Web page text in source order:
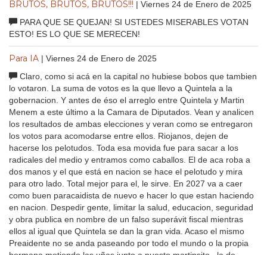
BRUTOS, BRUTOS, BRUTOS!!! | Viernes 24 de Enero de 2025
PARA QUE SE QUEJAN! SI USTEDES MISERABLES VOTAN
ESTO! ES LO QUE SE MERECEN!
Para IA | Viernes 24 de Enero de 2025
Claro, como si acá en la capital no hubiese bobos que tambien
lo votaron. La suma de votos es la que llevo a Quintela a la
gobernacion. Y antes de éso el arreglo entre Quintela y Martin
Menem a este último a la Camara de Diputados. Vean y analicen
los resultados de ambas elecciones y veran como se entregaron
los votos para acomodarse entre ellos. Riojanos, dejen de
hacerse los pelotudos. Toda esa movida fue para sacar a los
radicales del medio y entramos como caballos. El de aca roba a
dos manos y el que está en nacion se hace el pelotudo y mira
para otro lado. Total mejor para el, le sirve. En 2027 va a caer
como buen paracaidista de nuevo e hacer lo que estan haciendo
en nacion. Despedir gente, limitar la salud, educacion, seguridad
y obra publica en nombre de un falso superávit fiscal mientras
ellos al igual que Quintela se dan la gran vida. Acaso el mismo
Preaidente no se anda paseando por todo el mundo o la propia